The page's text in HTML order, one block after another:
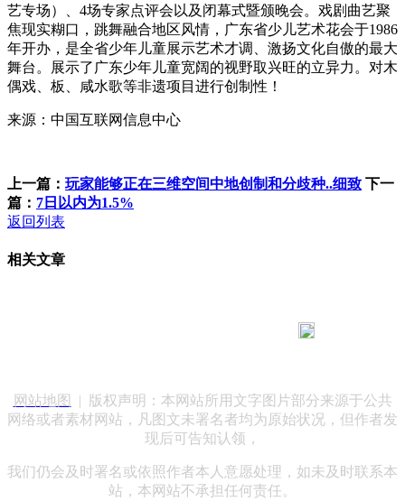
艺专场）、4场专家点评会以及闭幕式暨颁晚会。戏剧曲艺聚
焦现实糊口，跳舞融合地区风情，广东省少儿艺术花会于1986
年开办，是全省少年儿童展示艺术才调、激扬文化自傲的最大
舞台。展示了广东少年儿童宽阔的视野取兴旺的立异力。对木
偶戏、板、咸水歌等非遗项目进行创制性！
来源：中国互联网信息中心
上一篇： 玩家能够正在三维空间中地创制和分歧种..细致 下一
篇： 7日以内为1.5%
返回列表
相关文章
网站地图
| 版权声明：本网站所用文字图片部分来源于公共
网络或者素材网站，凡图文未署名者均为原始状况，但作者发
现后可告知认领，
我们仍会及时署名或依照作者本人意愿处理，如未及时联系本
站，本网站不承担任何责任。